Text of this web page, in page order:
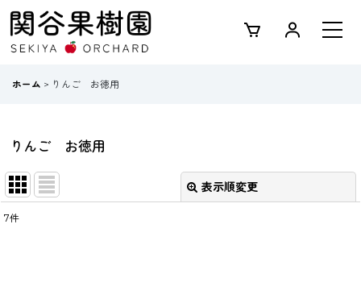
ホーム > りんご お徳用
りんご お徳用
表示順変更
7件